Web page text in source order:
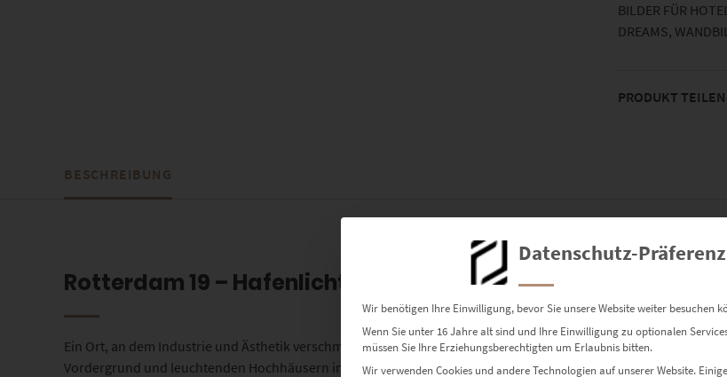
BILDER FÜR
DREAMS,
PRODUKT
BESCHREIBUNG
Rotterdam 19 – Hafenlichter in perfekter Balance
Ein Ort, an dem Industrie und Ästhetik verschmelzen:Rotterdam 19zeigt den imposanten Hafen der
Vordergrund und leuchtenden Hochhäusern im Hintergrund. Urban, stark und strukturiert.
Datenschutz-Präferenz
Wir benötigen Ihre Einwilligung, bevor Sie unsere Website weiter besuchen
Wenn Sie unter 16 Jahre alt sind und Ihre Einwilligung zu optionalen
müssen Sie Ihre Erziehungsberechtigten um Erlaubnis bitten.
Wir verwenden Cookies und andere Technologien auf unserer Website.